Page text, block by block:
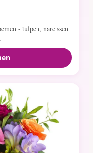
- tulpen, narcissen